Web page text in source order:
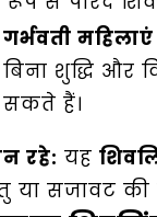
गर्भवती महिलाएं
बिना शुद्धि और
सकते हैं।
रहे: यह
या सजावट